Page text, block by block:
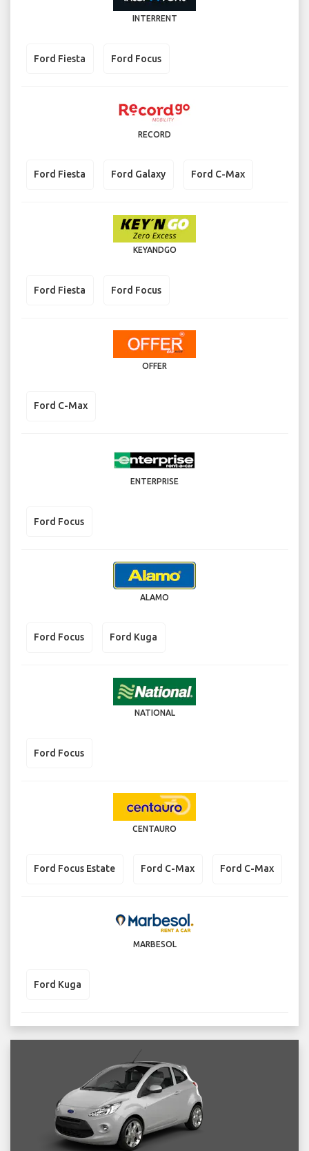
INTERRENT
Ford Fiesta Ford Focus
RECORD
Ford Fiesta Ford Galaxy Ford C-Max
KEYANDGO
Ford Fiesta Ford Focus
OFFER
Ford C-Max
ENTERPRISE
Ford Focus
ALAMO
Ford Focus Ford Kuga
NATIONAL
Ford Focus
CENTAURO
Ford Focus Estate Ford C-Max Ford C-Max
MARBESOL
Ford Kuga